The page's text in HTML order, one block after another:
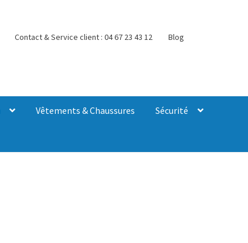
Contact & Service client : 04 67 23 43 12 Blog
Vêtements & Chaussures Sécurité